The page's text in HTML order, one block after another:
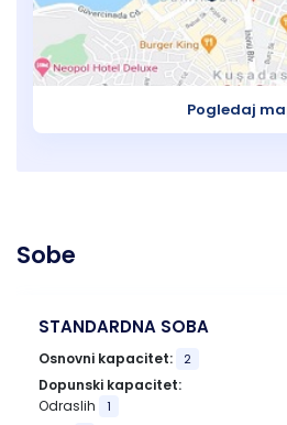
Pogledaj
Sobe
STANDARDNA SOBA
Osnovni kapacitet: 2
Dopunski kapacitet:
Odraslih
1